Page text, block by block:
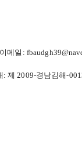
메일:
:제 2009-경남김해-